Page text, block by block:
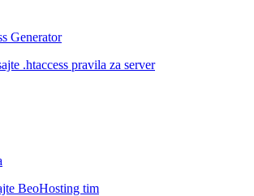
Generator
.htaccess pravila za server
BeoHosting tim